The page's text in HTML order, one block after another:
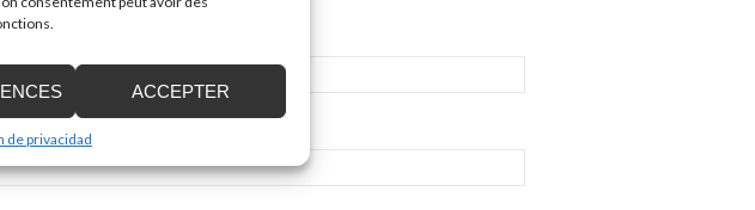
ACCEPTER
de privacidad